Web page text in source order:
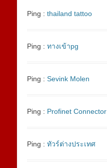
Ping : thailand tattoo
Ping : ทางเข้าpg
Ping : Sevink Molen
Ping : Profinet Connector
Ping : ทัวร์ต่างประเทศ